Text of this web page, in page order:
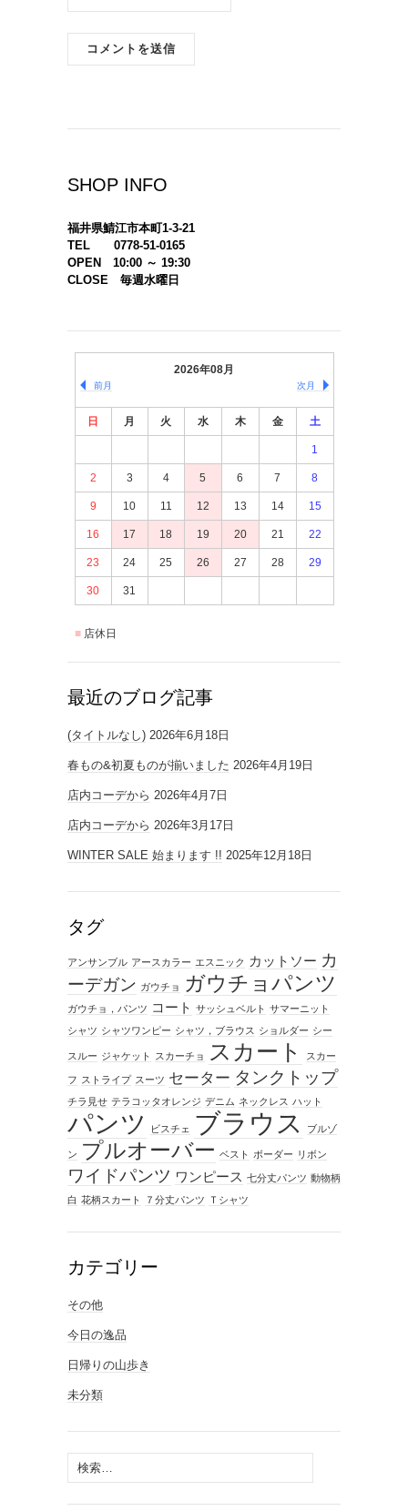
SHOP INFO
福井県鯖江市本町1-3-21
TEL 0778-51-0165
OPEN 10:00 ～ 19:30
CLOSE 毎週水曜日
2026年08月
前月 次月
日 月 火 水 木 金 土
1
2 3 4 5 6 7 8
9 10 11 12 13 14 15
16 17 18 19 20 21 22
23 24 25 26 27 28 29
30 31
店休日
最近のブログ記事
(タイトルなし) 2026年6月18日
春もの&初夏ものが揃いました 2026年4月19日
店内コーデから 2026年4月7日
店内コーデから 2026年3月17日
WINTER SALE 始まります !! 2025年12月18日
タグ
アンサンブル アースカラー エスニック カットソー カ
ーデガン ガウチョ ガウチョパンツ
ガウチョ，パンツ コート サッシュベルト サマーニット
シャツ シャツワンピー シャツ，ブラウス ショルダー シー
スルー ジャケット スカーチョ スカート スカー
フ ストライプ スーツ セーター タンクトップ
チラ見せ テラコッタオレンジ デニム ネックレス ハット
パンツ ビスチェ ブラウス ブルゾ
ン プルオーバー ベスト ボーダー リボン
ワイドパンツ ワンピース 七分丈パンツ 動物柄
白 花柄スカート ７分丈パンツ Ｔシャツ
カテゴリー
その他
今日の逸品
日帰りの山歩き
未分類
検
索: